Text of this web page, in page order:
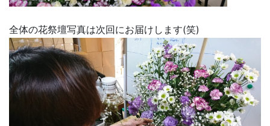
全体の花祭壇写真は次回にお届けします(笑)